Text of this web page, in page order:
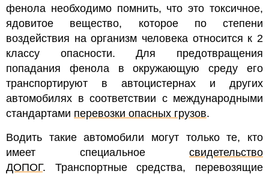
фенола необходимо помнить, что это токсичное,
ядовитое вещество, которое по степени
воздействия на организм человека относится к 2
классу опасности.Для предотвращения
попадания фенола в окружающую среду его
транспортируют в автоцистернах и других
автомобилях в соответствии с международными
стандартами перевозки опасных грузов.
Водить такие автомобили могут только те, кто
имеет специальное свидетельство
ДОПОГ. Транспортные средства, перевозящие